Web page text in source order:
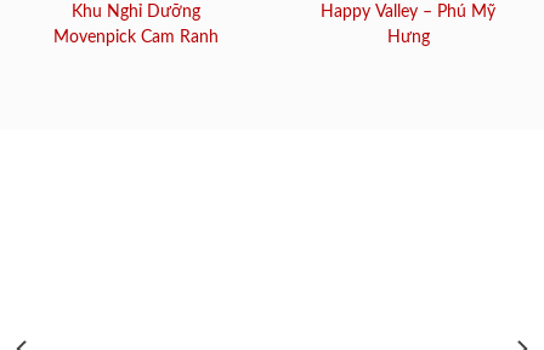
Khu Nghỉ Dưỡng
Movenpick Cam Ranh
Happy Valley – Phú Mỹ
Hưng